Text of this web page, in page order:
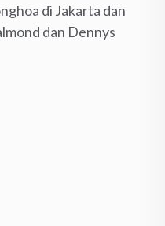
di Jakarta dan
dan Dennys